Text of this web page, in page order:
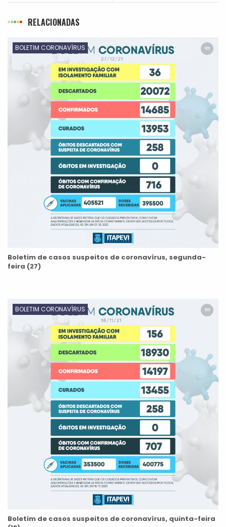
RELACIONADAS
BOLETIM CORONAVÍRUS
Boletim de casos suspeitos de coronavírus, segunda-
feira (27)
BOLETIM CORONAVÍRUS
Boletim de casos suspeitos de coronavírus, quinta-feira